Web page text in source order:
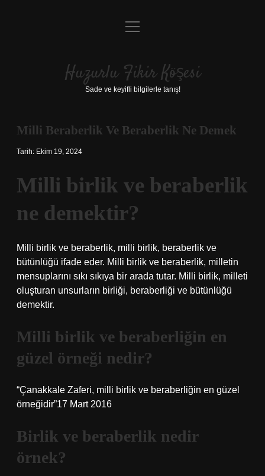
Anasayfa
Yasal Uyarı
menüyü
Huzurlu Fikir Köşesi
Sade ve keyifli bilgilerle tanış!
Milli Beraberlik Ve Beraberlik Ne Demek
Tarih: Ekim 19, 2024
Milli birlik ve beraberlik
ne demektir?
Milli birlik ve beraberlik, milli birlik, beraberlik ve
bütünlüğü ifade eder. Milli birlik ve beraberlik, milletin
mensuplarını sıkı sıkıya bir arada tutar. Milli birlik, milleti
oluşturan unsurların birliği, beraberliği ve bütünlüğü
demektir.
Milli birlik ve beraberliğin en
güzel örneği nedir?
“Çanakkale Zaferi, milli birlik ve beraberliğin en güzel
örneğidir”17 Mart 2016
Birlik ve beraberlik nedir
örnek?